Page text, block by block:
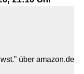
über amazon.de